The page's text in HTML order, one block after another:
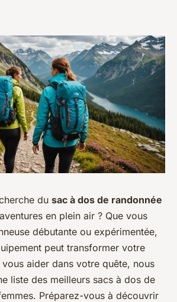
du sac à dos de randonnée
en plein air ? Que vous
débutante ou expérimentée,
peut transformer votre
aider dans votre quête, nous
liste des meilleurs sacs à dos de
Préparez-vous à découvrir